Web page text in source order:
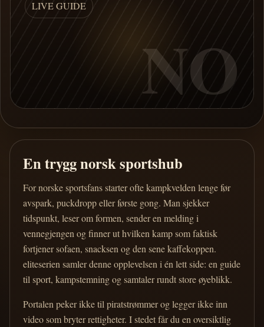
LIVE GUIDE
NO
En trygg norsk sportshub
For norske sportsfans starter ofte kampkvelden lenge før
avspark, puckdropp eller første gong. Man sjekker
tidspunkt, leser om formen, sender en melding i
vennegjengen og finner ut hvilken kamp som faktisk
fortjener sofaen, snacksen og den sene kaffekoppen.
eliteserien samler denne opplevelsen i én lett side: en guide
til sport, kampstemning og samtaler rundt store øyeblikk.
Portalen peker ikke til piratstrømmer og legger ikke inn
video som bryter rettigheter. I stedet får du en oversiktlig